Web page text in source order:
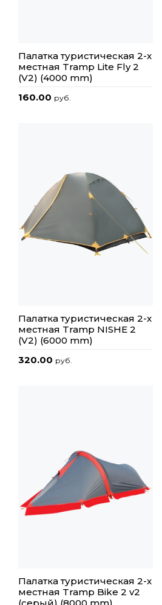
Палатка туристическая 2-х
местная Tramp Lite Fly 2
(V2) (4000 mm)
160.00 руб.
Палатка туристическая 2-х
местная Tramp NISHE 2
(V2) (6000 mm)
320.00 руб.
Палатка туристическая 2-х
местная Tramp Bike 2 v2